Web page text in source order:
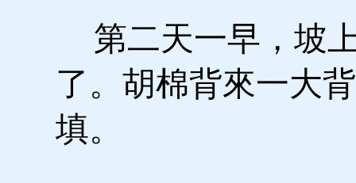
第二天一早，坡
了。胡棉背來一大
填。